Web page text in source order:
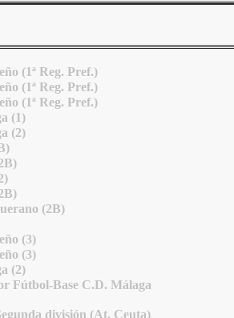
(1ª Reg. Pref.)
(1ª Reg. Pref.)
(1ª Reg. Pref.)
(1)
(2)
(2B)
(3)
(3)
(2)
Fútbol-Base C.D. Málaga
división (At. Ceuta)